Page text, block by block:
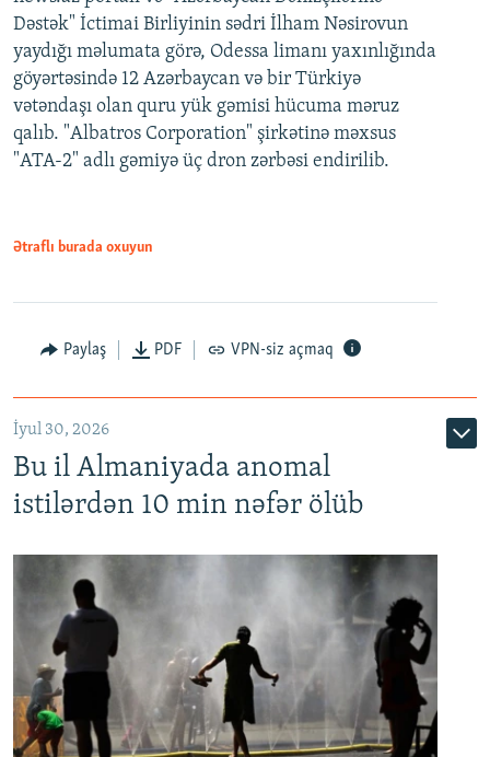
Dəstək" İctimai Birliyinin sədri İlham Nəsirovun
yaydığı məlumata görə, Odessa limanı yaxınlığında
göyərtəsində 12 Azərbaycan və bir Türkiyə
vətəndaşı olan quru yük gəmisi hücuma məruz
qalıb. "Albatros Corporation" şirkətinə məxsus
"ATA-2" adlı gəmiyə üç dron zərbəsi endirilib.
Ətraflı burada oxuyun
Paylaş PDF VPN-siz açmaq
İyul 30, 2026
Bu il Almaniyada anomal
istilərdən 10 min nəfər ölüb